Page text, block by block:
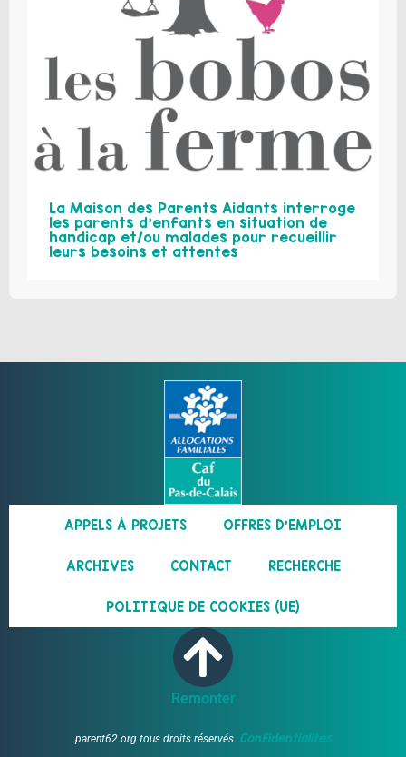
La Maison des Parents Aidants interroge
les parents d’enfants en situation de
handicap et/ou malades pour recueillir
leurs besoins et attentes
APPELS À PROJETS OFFRES D’EMPLOI
ARCHIVES CONTACT RECHERCHE
POLITIQUE DE COOKIES (UE)
Remonter
parent62.org tous droits réservés. Confidentialités